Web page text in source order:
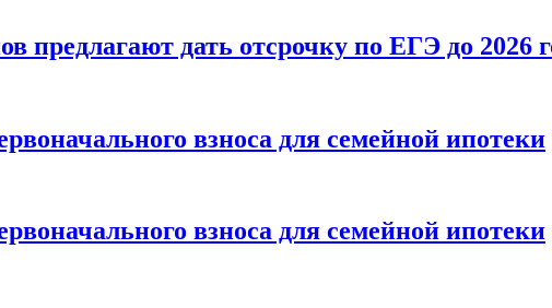
предлагают дать отсрочку по ЕГЭ до 2026
взноса для семейной ипотеки
взноса для семейной ипотеки